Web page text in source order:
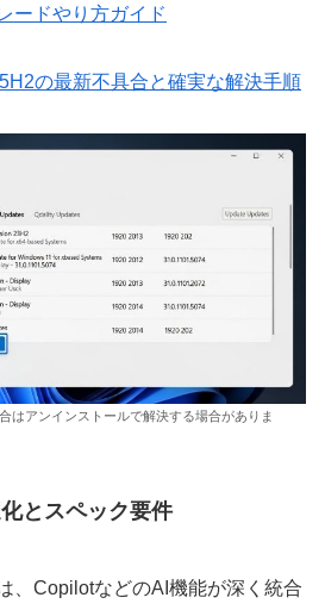
ードやり方ガイド
の最新不具合と確実な解決手順
はアンインストールで解決する場合がありま
とスペック要件
、CopilotなどのAI機能が深く統合